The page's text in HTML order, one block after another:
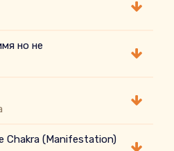
но не
Chakra (Manifestation)